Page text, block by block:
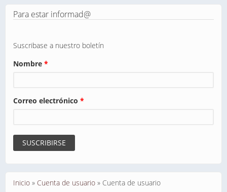
Para estar informad@
Suscribase a nuestro boletín
Nombre *
Correo electrónico *
Se encuentra usted aquí
Inicio » Cuenta de usuario » Cuenta de usuario